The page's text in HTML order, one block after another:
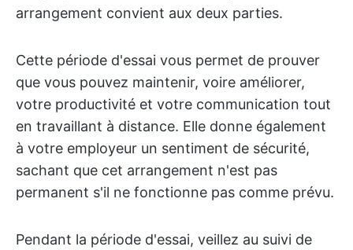
arrangement convient aux deux parties.
Cette période d'essai vous permet de prouver
que vous pouvez maintenir, voire améliorer,
votre productivité et votre communication tout
en travaillant à distance. Elle donne également
à votre employeur un sentiment de sécurité,
sachant que cet arrangement n'est pas
permanent s'il ne fonctionne pas comme prévu.
Pendant la période d'essai, veillez au suivi de